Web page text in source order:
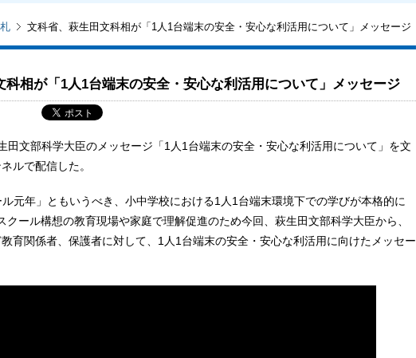
文科省、萩生田文科相が「1人1台端末の安全・安心な利活用について」メッセージ
科相が「1人1台端末の安全・安心な利活用について」メッセージ
田文部科学大臣のメッセージ「1人1台端末の安全・安心な利活用について」を文
ルで配信した。
元年」ともいうべき、小中学校における1人1台端末環境下での学びが本格的に
クール構想の教育現場や家庭で理解促進のため今回、萩生田文部科学大臣から、
育関係者、保護者に対して、1人1台端末の安全・安心な利活用に向けたメッセー